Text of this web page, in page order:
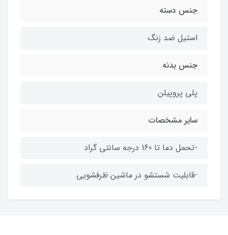
جنس دسته
استیل ضد زنگ
جنس بدنه
پلی پروپیلن
سایر مشخصات
-تحمل دما تا 160 درجه سانتی گراد
-قابلیت شستشو در ماشین ظرفشویی